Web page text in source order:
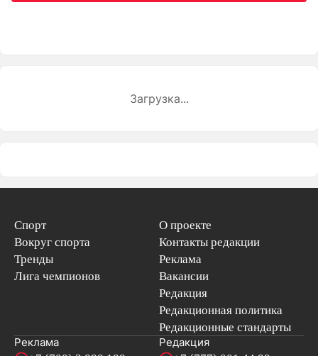
Загрузка...
Спорт
Вокруг спорта
Тренды
Лига чемпионов
О проекте
Контакты редакции
Реклама
Вакансии
Редакция
Редакционная политика
Редакционные стандарты
Реклама Редакция